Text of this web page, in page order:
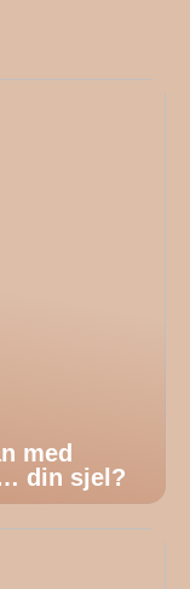
med
din sjel?